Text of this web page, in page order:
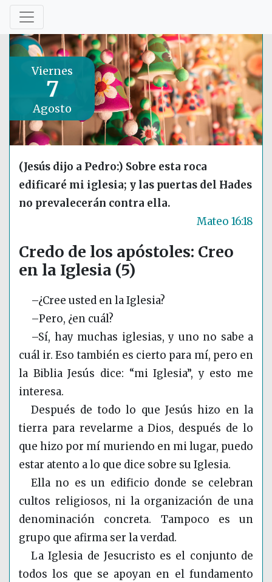
Viernes
7
Agosto
(Jesús dijo a Pedro:) Sobre esta roca
edificaré mi iglesia; y las puertas del Hades
no prevalecerán contra ella.
Mateo 16:18
Credo de los apóstoles: Creo
en la Iglesia (5)
–¿Cree usted en la Iglesia?
–Pero, ¿en cuál?
–Sí, hay muchas iglesias, y uno no sabe a
cuál ir. Eso también es cierto para mí, pero en
la Biblia Jesús dice: “mi Iglesia”, y esto me
interesa.
Después de todo lo que Jesús hizo en la
tierra para revelarme a Dios, después de lo
que hizo por mí muriendo en mi lugar, puedo
estar atento a lo que dice sobre su Iglesia.
Ella no es un edificio donde se celebran
cultos religiosos, ni la organización de una
denominación concreta. Tampoco es un
grupo que afirma ser la verdad.
La Iglesia de Jesucristo es el conjunto de
todos los que se apoyan en el fundamento